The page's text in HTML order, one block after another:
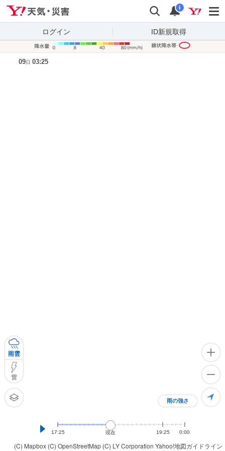
検索 通知
i
ログイン ID新規取得
(C) Mapbox (C) OpenStreetMap (C) LY Corporation Yahoo!地図ガイドライン
雨の強さ
雨雲
雷
17:25 現在 19:25 0:00
09日 03:25